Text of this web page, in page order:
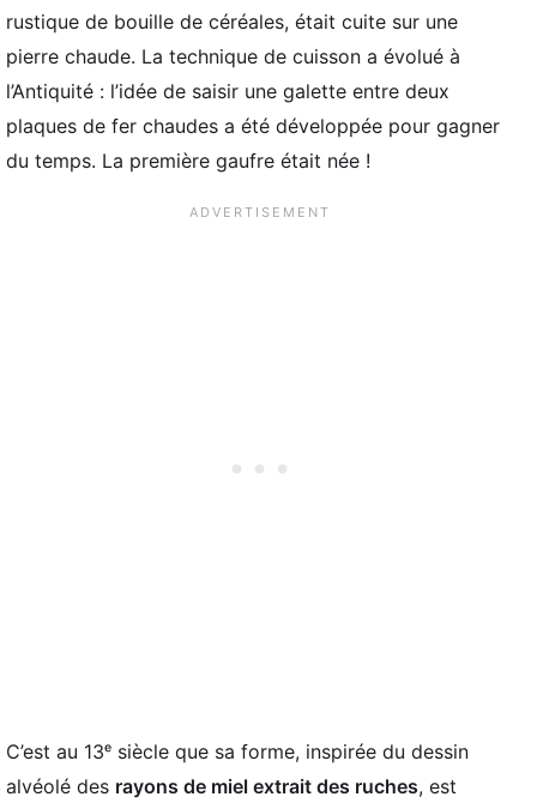
rustique de bouille de céréales, était cuite sur une
pierre chaude. La technique de cuisson a évolué à
l’Antiquité : l’idée de saisir une galette entre deux
plaques de fer chaudes a été développée pour gagner
du temps. La première gaufre était née !
C’est au 13ᵉ siècle que sa forme, inspirée du dessin
alvéolé des rayons de miel extrait des ruches, est